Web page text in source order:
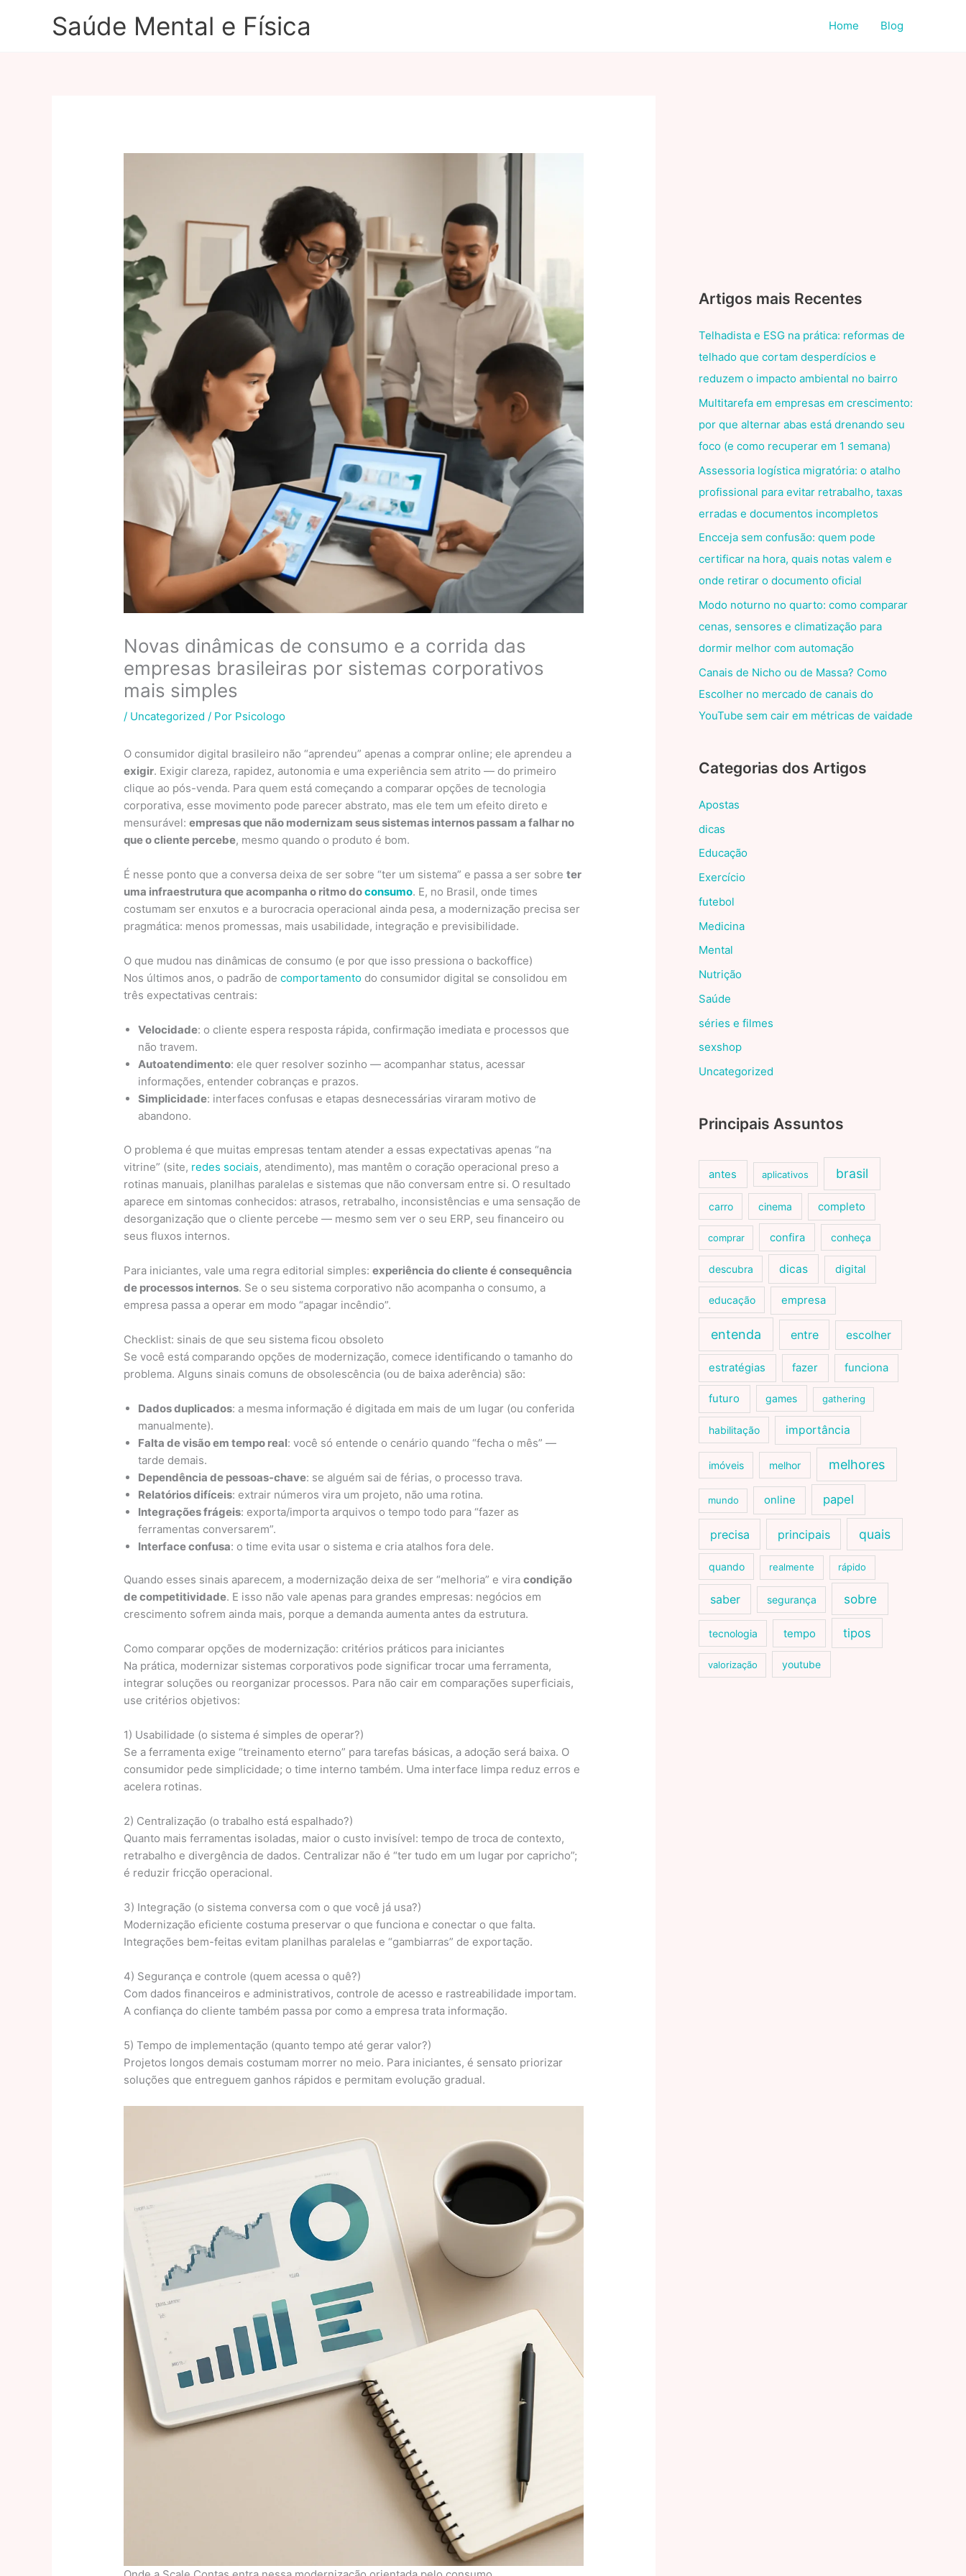
Saúde Mental e Física Home Blog
Novas dinâmicas de consumo e a corrida das
empresas brasileiras por sistemas corporativos
mais simples
/ Uncategorized / Por Psicologo
O consumidor digital brasileiro não “aprendeu” apenas a comprar online; ele aprendeu a
exigir. Exigir clareza, rapidez, autonomia e uma experiência sem atrito — do primeiro
clique ao pós-venda. Para quem está começando a comparar opções de tecnologia
corporativa, esse movimento pode parecer abstrato, mas ele tem um efeito direto e
mensurável:empresas que não modernizam seus sistemas internos passam a falhar no
que o cliente percebe, mesmo quando o produto é bom.
É nesse ponto que a conversa deixa de ser sobre “ter um sistema” e passa a ser sobreter
uma infraestrutura que acompanha o ritmo doconsumo. E, no Brasil, onde times
costumam ser enxutos e a burocracia operacional ainda pesa, a modernização precisa ser
pragmática: menos promessas, mais usabilidade, integração e previsibilidade.
O que mudou nas dinâmicas de consumo (e por que isso pressiona o backoffice)
Nos últimos anos, o padrão decomportamento do consumidor digital se consolidou em
três expectativas centrais:
Velocidade: o cliente espera resposta rápida, confirmação imediata e processos que
não travem.
Autoatendimento: ele quer resolver sozinho — acompanhar status, acessar
informações, entender cobranças e prazos.
Simplicidade: interfaces confusas e etapas desnecessárias viraram motivo de
abandono.
O problema é que muitas empresas tentam atender a essas expectativas apenas “na
vitrine” (site, redes sociais, atendimento), mas mantêm o coração operacional preso a
rotinas manuais, planilhas paralelas e sistemas que não conversam entre si. O resultado
aparece em sintomas conhecidos: atrasos, retrabalho, inconsistências e uma sensação de
desorganização que o cliente percebe — mesmo sem ver o seu ERP, seu financeiro ou
seus fluxos internos.
Para iniciantes, vale uma regra editorial simples:experiência do cliente é consequência
de processos internos. Se o seu sistema corporativo não acompanha o consumo, a
empresa passa a operar em modo “apagar incêndio”.
Checklist: sinais de que seu sistema ficou obsoleto
Se você está comparando opções de modernização, comece identificando o tamanho do
problema. Alguns sinais comuns de obsolescência (ou de baixa aderência) são:
Dados duplicados: a mesma informação é digitada em mais de um lugar (ou conferida
manualmente).
Falta de visão em tempo real: você só entende o cenário quando “fecha o mês” —
tarde demais.
Dependência de pessoas-chave: se alguém sai de férias, o processo trava.
Relatórios difíceis: extrair números vira um projeto, não uma rotina.
Integrações frágeis: exporta/importa arquivos o tempo todo para “fazer as
ferramentas conversarem”.
Interface confusa: o time evita usar o sistema e cria atalhos fora dele.
Quando esses sinais aparecem, a modernização deixa de ser “melhoria” e viracondição
de competitividade. E isso não vale apenas para grandes empresas: negócios em
crescimento sofrem ainda mais, porque a demanda aumenta antes da estrutura.
Como comparar opções de modernização: critérios práticos para iniciantes
Na prática, modernizar sistemas corporativos pode significar trocar uma ferramenta,
integrar soluções ou reorganizar processos. Para não cair em comparações superficiais,
use critérios objetivos:
1) Usabilidade (o sistema é simples de operar?)
Se a ferramenta exige “treinamento eterno” para tarefas básicas, a adoção será baixa. O
consumidor pede simplicidade; o time interno também. Uma interface limpa reduz erros e
acelera rotinas.
2) Centralização (o trabalho está espalhado?)
Quanto mais ferramentas isoladas, maior o custo invisível: tempo de troca de contexto,
retrabalho e divergência de dados. Centralizar não é “ter tudo em um lugar por capricho”;
é reduzir fricção operacional.
3) Integração (o sistema conversa com o que você já usa?)
Modernização eficiente costuma preservar o que funciona e conectar o que falta.
Integrações bem-feitas evitam planilhas paralelas e “gambiarras” de exportação.
4) Segurança e controle (quem acessa o quê?)
Com dados financeiros e administrativos, controle de acesso e rastreabilidade importam.
A confiança do cliente também passa por como a empresa trata informação.
5) Tempo de implementação (quanto tempo até gerar valor?)
Projetos longos demais costumam morrer no meio. Para iniciantes, é sensato priorizar
soluções que entreguem ganhos rápidos e permitam evolução gradual.
Artigos mais Recentes
Telhadista e ESG na prática: reformas de
telhado que cortam desperdícios e
reduzem o impacto ambiental no bairro
Multitarefa em empresas em crescimento:
por que alternar abas está drenando seu
foco (e como recuperar em 1 semana)
Assessoria logística migratória: o atalho
profissional para evitar retrabalho, taxas
erradas e documentos incompletos
Encceja sem confusão: quem pode
certificar na hora, quais notas valem e
onde retirar o documento oficial
Modo noturno no quarto: como comparar
cenas, sensores e climatização para
dormir melhor com automação
Canais de Nicho ou de Massa? Como
Escolher no mercado de canais do
YouTube sem cair em métricas de vaidade
Categorias dos Artigos
Apostas
dicas
Educação
Exercício
futebol
Medicina
Mental
Nutrição
Saúde
séries e filmes
sexshop
Uncategorized
Principais Assuntos
antes aplicativos brasil
carro cinema completo
comprar confira conheça
descubra dicas digital
educação empresa
entenda entre escolher
estratégias fazer funciona
futuro games gathering
habilitação importância
imóveis melhor melhores
mundo online papel
precisa principais quais
quando realmente rápido
saber segurança sobre
tecnologia tempo tipos
valorização youtube